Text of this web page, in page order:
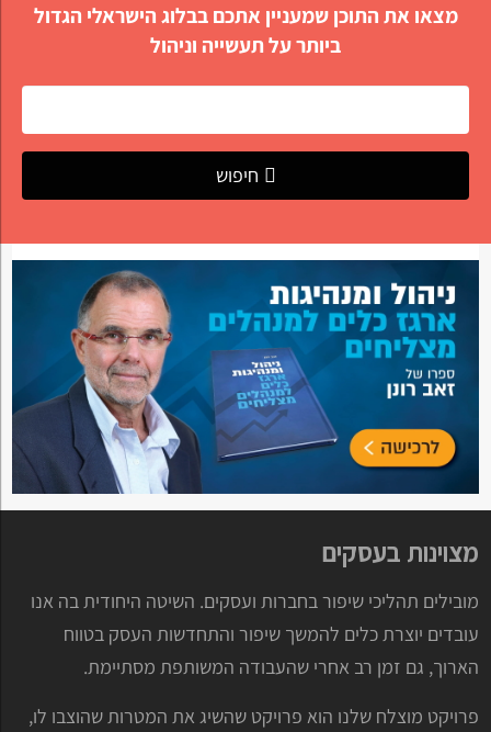
מצאו את התוכן שמעניין אתכם בבלוג הישראלי הגדול
ביותר על תעשייה וניהול
חיפוש
מצוינות בעסקים
מובילים תהליכי שיפור בחברות ועסקים. השיטה היחודית בה אנו
עובדים יוצרת כלים להמשך שיפור והתחדשות העסק בטווח
הארוך, גם זמן רב אחרי שהעבודה המשותפת מסתיימת.
פרויקט מוצלח שלנו הוא פרויקט שהשיג את המטרות שהוצבו לו,